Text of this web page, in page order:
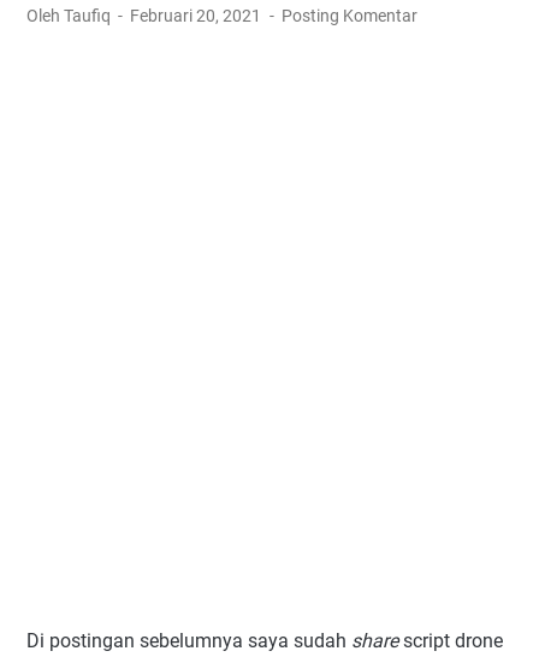
Oleh Taufiq Februari 20, 2021 Posting Komentar
Di postingan sebelumnya saya sudah sharescript drone